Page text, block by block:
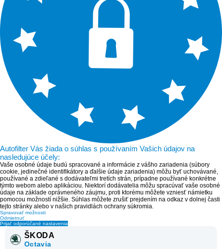
Autofilter Vás žiada o súhlas s používaním Vašich údajov na
nasledujúce účely:
Vaše osobné údaje budú spracované a informácie z vášho zariadenia (súbory
cookie, jedinečné identifikátory a ďalšie údaje zariadenia) môžu byť uchovávané,
používané a zdieľané s dodávateľmi tretích strán, prípadne používané konkrétne
týmto webom alebo aplikáciou. Niektorí dodávatelia môžu spracúvať vaše osobné
údaje na základe oprávneného záujmu, proti ktorému môžete vzniesť námietku
pomocou možností nižšie. Súhlas môžete zrušiť prejdením na odkaz v dolnej časti
tejto stránky alebo v našich pravidlách ochrany súkromia.
Spravovať možnosti
Odmietnuť
Prijať odporúčané nastavenia
ŠKODA
Octavia